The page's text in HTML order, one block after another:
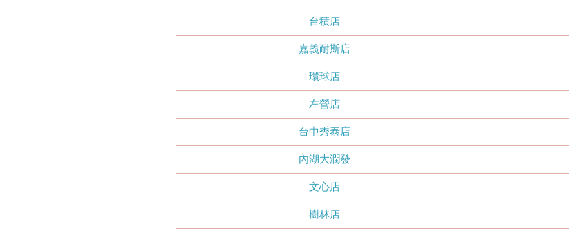
台積店
嘉義耐斯店
環球店
左營店
台中秀泰店
內湖大潤發
文心店
樹林店